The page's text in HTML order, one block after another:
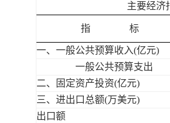
主要经济
指 标
一、一般公共预算收入(亿元)
一般公共预算支出
二、固定资产投资(亿元)
三、进出口总额(万美元)
出口额